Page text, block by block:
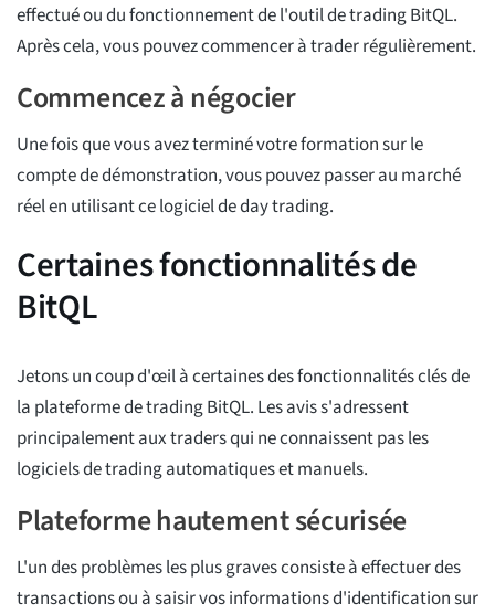
effectué ou du fonctionnement de l'outil de trading BitQL.
Après cela, vous pouvez commencer à trader régulièrement.
Commencez à négocier
Une fois que vous avez terminé votre formation sur le
compte de démonstration, vous pouvez passer au marché
réel en utilisant ce logiciel de day trading.
Certaines fonctionnalités de
BitQL
Jetons un coup d'œil à certaines des fonctionnalités clés de
la plateforme de trading BitQL. Les avis s'adressent
principalement aux traders qui ne connaissent pas les
logiciels de trading automatiques et manuels.
Plateforme hautement sécurisée
L'un des problèmes les plus graves consiste à effectuer des
transactions ou à saisir vos informations d'identification sur